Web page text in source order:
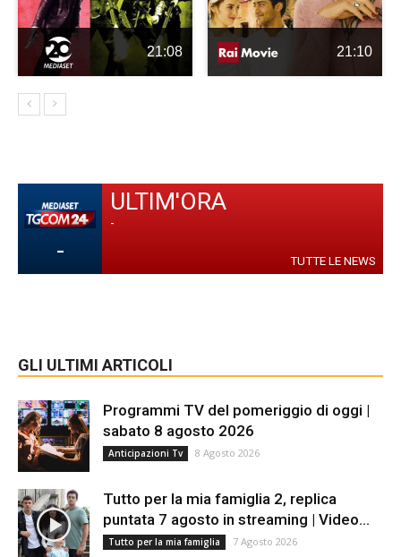
21:08 21:10
-
ULTIM'ORA
-
TUTTE LE NEWS
GLI ULTIMI ARTICOLI
Programmi TV del pomeriggio di oggi |
sabato 8 agosto 2026
Anticipazioni Tv 8 Agosto 2026
Tutto per la mia famiglia 2, replica
puntata 7 agosto in streaming | Video...
Tutto per la mia famiglia 7 Agosto 2026